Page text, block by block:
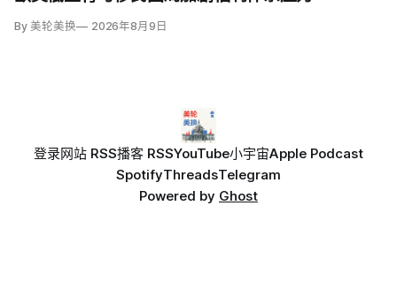
By 美轮美换 2026年8月9日
登录网站 RSS播客 RSSYouTube小宇宙Apple Podcast
SpotifyThreadsTelegram
Powered by Ghost